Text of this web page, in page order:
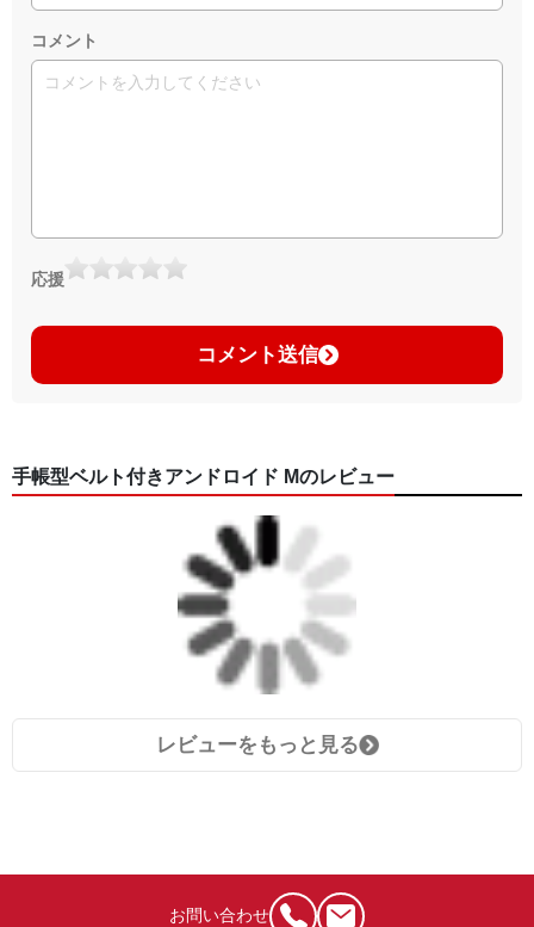
コメント
応援
コメント送信
手帳型ベルト付きアンドロイド Mのレビュー
レビューをもっと見る
お問い合わせ